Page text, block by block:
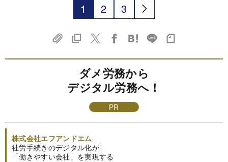
1 2 3
ダメ労務から
デジタル労務へ！
PR
株式会社エフアンドエム
社労手続きのデジタル化が
「働きやすい会社」を実現する